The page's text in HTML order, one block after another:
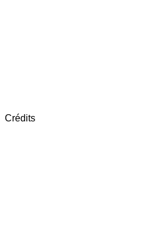
Crédits